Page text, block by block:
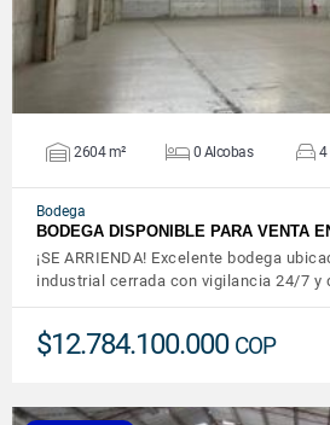
2604 m² 0 Alcobas 4
Bodega
BODEGA DISPONIBLE PARA VENTA
¡SE ARRIENDA! Excelente bodega
industrial cerrada con vigilancia 24/7 y
$12.784.100.000 COP